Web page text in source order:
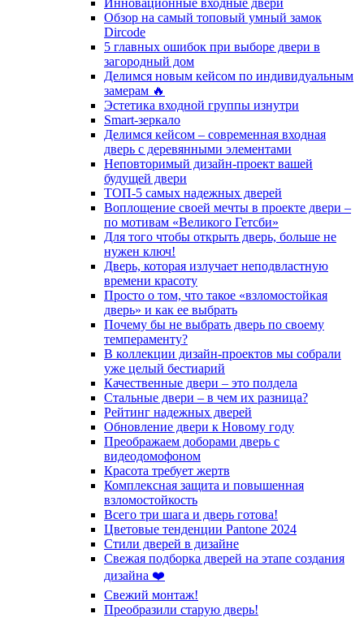
Инновационные входные двери
Обзор на самый топовый умный замок
Dircode
5 главных ошибок при выборе двери в
загородный дом
Делимся новым кейсом по индивидуальным
замерам 🔥
Эстетика входной группы изнутри
Smart-зеркало
Делимся кейсом – современная входная
дверь с деревянными элементами
Неповторимый дизайн-проект вашей
будущей двери
ТОП-5 самых надежных дверей
Воплощение своей мечты в проекте двери –
по мотивам «Великого Гетсби»
Для того чтобы открыть дверь, больше не
нужен ключ!
Дверь, которая излучает неподвластную
времени красоту
Просто о том, что такое «взломостойкая
дверь» и как ее выбрать
Почему бы не выбрать дверь по своему
темпераменту?
В коллекции дизайн-проектов мы собрали
уже целый бестиарий
Качественные двери – это полдела
Стальные двери – в чем их разница?
Рейтинг надежных дверей
Обновление двери к Новому году
Преображаем доборами дверь с
видеодомофоном
Красота требует жертв
Комплексная защита и повышенная
взломостойкость
Всего три шага и дверь готова!
Цветовые тенденции Pantone 2024
Стили дверей в дизайне
Свежая подборка дверей на этапе создания
дизайна ❤️
Свежий монтаж!
Преобразили старую дверь!